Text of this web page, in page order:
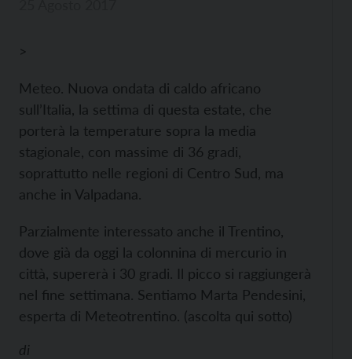
>
Meteo. Nuova ondata di caldo africano
sull’Italia, la settima di questa estate, che
porterà la temperature sopra la media
stagionale, con massime di 36 gradi,
soprattutto nelle regioni di Centro Sud, ma
anche in Valpadana.
Parzialmente interessato anche il Trentino,
dove già da oggi la colonnina di mercurio in
città, supererà i 30 gradi. Il picco si raggiungerà
nel fine settimana. Sentiamo Marta Pendesini,
esperta di Meteotrentino. (ascolta qui sotto)
di